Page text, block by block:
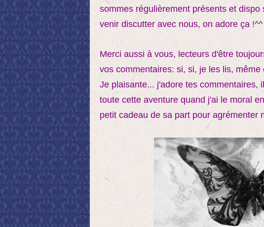
sommes régulièrement présents et
venir discutter avec nous, on adore ça !^^
Merci aussi à vous, lecteurs d'être
vos commentaires: si, si, je les lis,
Je plaisante... j'adore tes commentaires,
toute cette aventure quand j'ai le moral
petit cadeau de sa part pour agrémenter